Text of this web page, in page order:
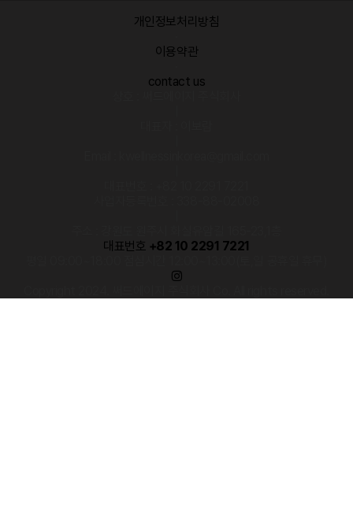
개인정보처리방침
이용약관
contact us
대표번호 +82 10 2291 7221